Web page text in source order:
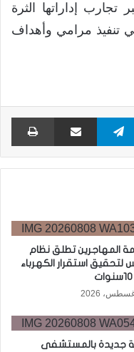
تجارب إداراتها الثرة
تنفيذ مرامي وأهداف
تيلقرام مشاركة عبر البريد
المهاجرين تطلق نظام
لتحقيق استقرار الكهرباء
جديدة بالمستشفى